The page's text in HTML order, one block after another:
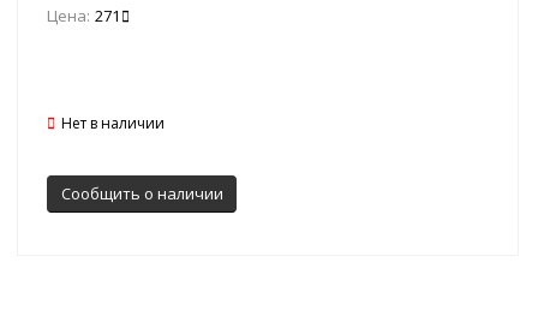
Цена: 271
Нет в наличии
Сообщить о наличии